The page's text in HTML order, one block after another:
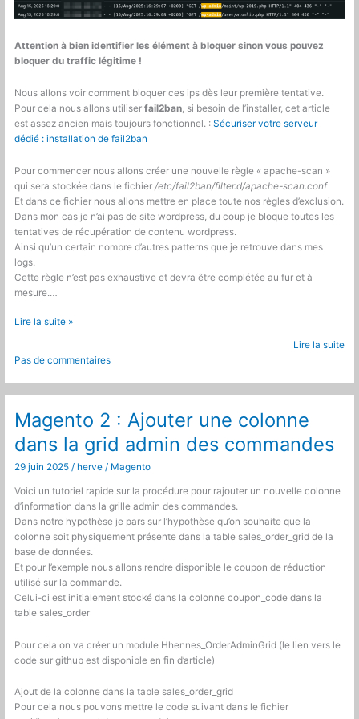
Attention à bien identifier les élément à bloquer sinon vous pouvez
bloquer du traffic légitime !
Nous allons voir comment bloquer ces ips dès leur première tentative.
Pour cela nous allons utiliserfail2ban, si besoin de l’installer, cet article
est assez ancien mais toujours fonctionnel. :Sécuriser votre serveur
dédié : installation de fail2ban
Pour commencer nous allons créer une nouvelle règle « apache-scan »
qui sera stockée dans le fichier/etc/fail2ban/filter.d/apache-scan.conf
Et dans ce fichier nous allons mettre en place toute nos règles d’exclusion.
Dans mon cas je n’ai pas de site wordpress, du coup je bloque toutes les
tentatives de récupération de contenu wordpress.
Ainsi qu’un certain nombre d’autres patterns que je retrouve dans mes
logs.
Cette règle n’est pas exhaustive et devra être complétée au fur et à
mesure.…
Serveur
bloquer
les
ips
qui
scannent
les
web
avec
fail2ban
Lire la suite »
Lire la suite
Pas de commentaires
Magento 2 : Ajouter une colonne
dans la grid admin des commandes
29 juin 2025/ herve/ Magento
Voici un tutoriel rapide sur la procédure pour rajouter un nouvelle colonne
d’information dans la grille admin des commandes.
Dans notre hypothèse je pars sur l’hypothèse qu’on souhaite que la
colonne soit physiquement présente dans la table sales_order_grid de la
base de données.
Et pour l’exemple nous allons rendre disponible le coupon de réduction
utilisé sur la commande.
Celui-ci est initialement stocké dans la colonne coupon_code dans la
table sales_order
Pour cela on va créer un module Hhennes_OrderAdminGrid (le lien vers le
code sur github est disponible en fin d’article)
Ajout de la colonne dans la table sales_order_grid
Pour cela nous pouvons mettre le code suivant dans le fichier